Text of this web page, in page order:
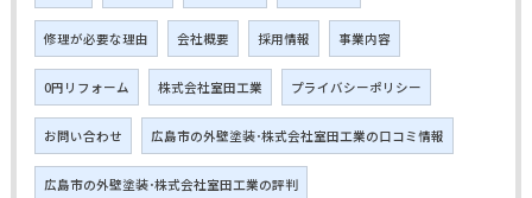
修理が必要な理由 会社概要 採用情報 事業内容
0円リフォーム 株式会社室田工業 プライバシーポリシー
お問い合わせ 広島市の外壁塗装･株式会社室田工業の口コミ情報
広島市の外壁塗装･株式会社室田工業の評判